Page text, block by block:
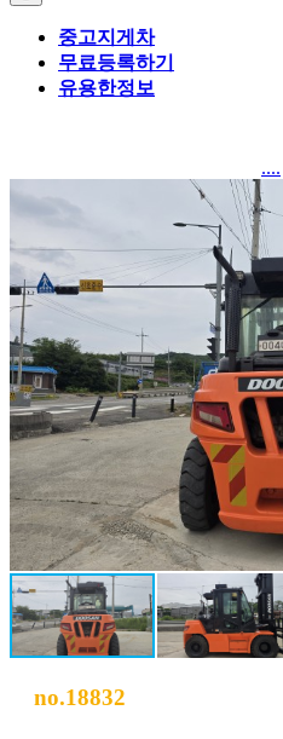
중고지게차
무료등록하기
유용한정보
....
no.18832